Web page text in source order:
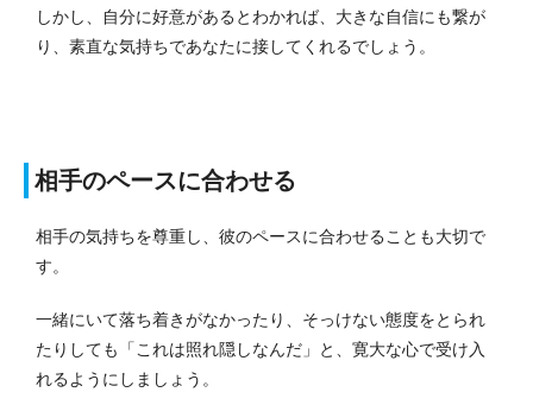
しかし、自分に好意があるとわかれば、大きな自信にも繋が
り、素直な気持ちであなたに接してくれるでしょう。
相手のペースに合わせる
相手の気持ちを尊重し、彼のペースに合わせることも大切で
す。
一緒にいて落ち着きがなかったり、そっけない態度をとられ
たりしても「これは照れ隠しなんだ」と、寛大な心で受け入
れるようにしましょう。